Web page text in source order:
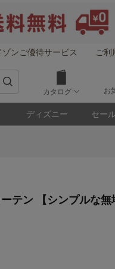
ゾンご優待サービス ご
カタログ お
ディズニー セー
テン 【シンプルな無